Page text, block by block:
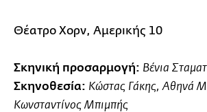
Θέατρο Χορν, Αμερικής 10
Σκηνική προσαρμογή: Βένια
Σκηνοθεσία: Κώστας Γάκης, Αθηνά
Κωνσταντίνος Μπιμπής